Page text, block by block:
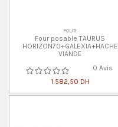
FOUR
Four posable TAURUS
HORIZON70+GALEXIA+HACHE
VIANDE
0 Avis
1 582,50 DH